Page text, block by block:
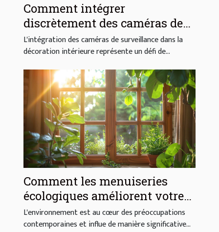
Comment intégrer
discrètement des caméras de
surveillance dans la
décoration intérieure
L'intégration des caméras de surveillance dans la
décoration intérieure représente un défi de...
Comment les menuiseries
écologiques améliorent votre
habitat
L'environnement est au cœur des préoccupations
contemporaines et influe de manière significative...